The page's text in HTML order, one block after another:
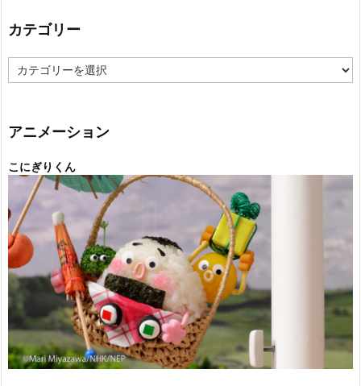
カテゴリー
テ
ー
アニメーション
こにぎりくん